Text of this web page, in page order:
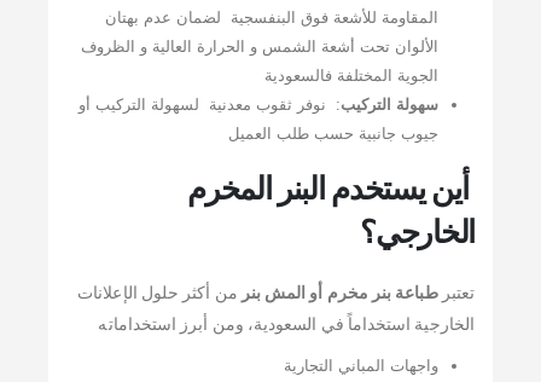
المقاومة للأشعة فوق البنفسجية لضمان عدم بهتان
الألوان تحت أشعة الشمس و الحرارة العالية و الظروف
الجوية المختلفة فالسعودية
سهولة التركيب: نوفر ثقوب معدنية لسهولة التركيب أو
جيوب جانبية حسب طلب العميل
أين يستخدم البنر المخرم
الخارجي؟
تعتبرطباعة بنر مخرم أو المش بنر من أكثر حلول الإعلانات
الخارجية استخداماً في السعودية، ومن أبرز استخداماته
واجهات المباني التجارية